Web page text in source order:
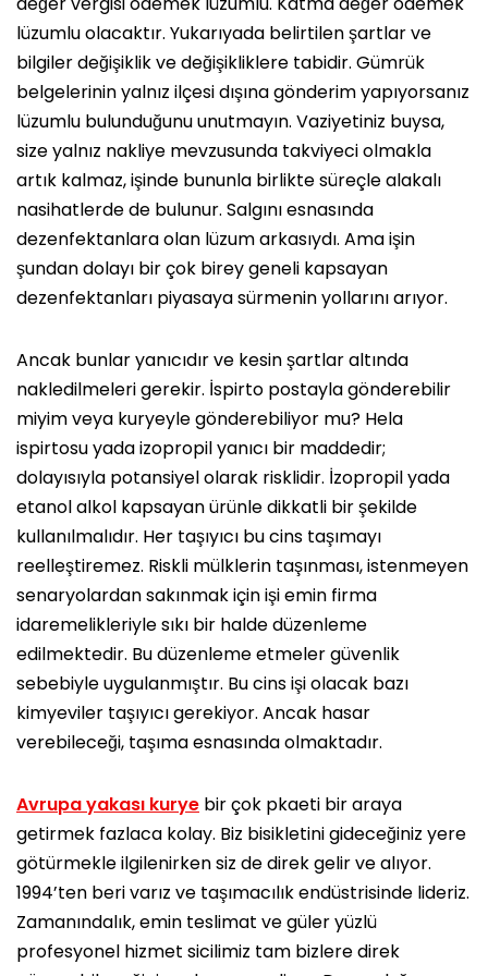
lüzumlu olacaktır. Yukarıyada belirtilen şartlar ve
bilgiler değişiklik ve değişikliklere tabidir. Gümrük
belgelerinin yalnız ilçesi dışına gönderim yapıyorsanız
lüzumlu bulunduğunu unutmayın. Vaziyetiniz buysa,
size yalnız nakliye mevzusunda takviyeci olmakla
artık kalmaz, işinde bununla birlikte süreçle alakalı
nasihatlerde de bulunur. Salgını esnasında
dezenfektanlara olan lüzum arkasıydı. Ama işin
şundan dolayı bir çok birey geneli kapsayan
dezenfektanları piyasaya sürmenin yollarını arıyor.
Ancak bunlar yanıcıdır ve kesin şartlar altında
nakledilmeleri gerekir. İspirto postayla gönderebilir
miyim veya kuryeyle gönderebiliyor mu? Hela
ispirtosu yada izopropil yanıcı bir maddedir;
dolayısıyla potansiyel olarak risklidir. İzopropil yada
etanol alkol kapsayan ürünle dikkatli bir şekilde
kullanılmalıdır. Her taşıyıcı bu cins taşımayı
reelleştiremez. Riskli mülklerin taşınması, istenmeyen
senaryolardan sakınmak için işi emin firma
idaremelikleriyle sıkı bir halde düzenleme
edilmektedir. Bu düzenleme etmeler güvenlik
sebebiyle uygulanmıştır. Bu cins işi olacak bazı
kimyeviler taşıyıcı gerekiyor. Ancak hasar
verebileceği, taşıma esnasında olmaktadır.
Avrupa yakası kurye bir çok pkaeti bir araya
getirmek fazlaca kolay. Biz bisikletini gideceğiniz yere
götürmekle ilgilenirken siz de direk gelir ve alıyor.
1994’ten beri varız ve taşımacılık endüstrisinde lideriz.
Zamanındalık, emin teslimat ve güler yüzlü
profesyonel hizmet sicilimiz tam bizlere direk